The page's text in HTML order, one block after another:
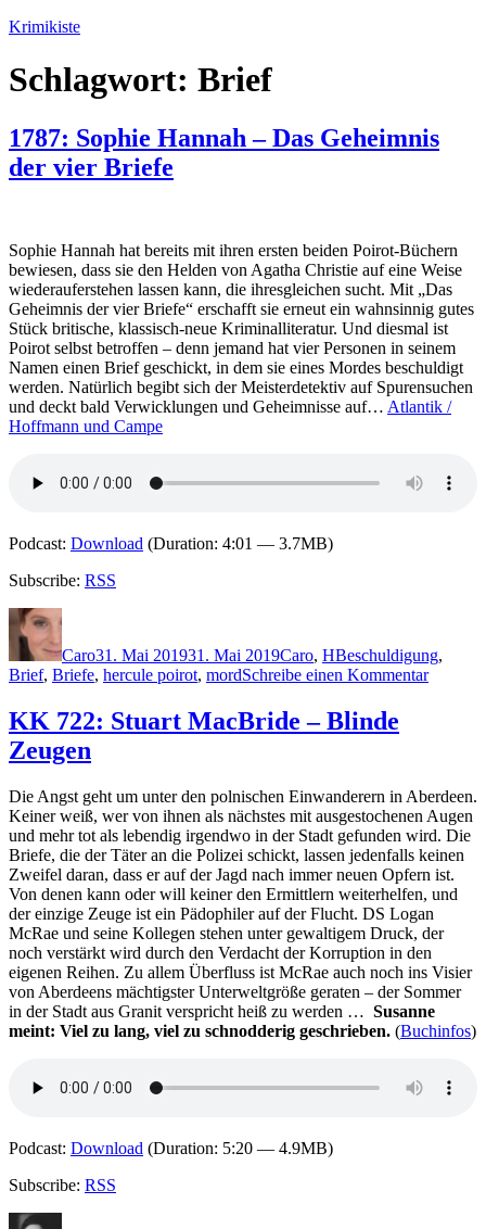
Zum
springen
Krimikiste
Schlagwort: Brief
1787: Sophie Hannah – Das Geheimnis
der vier Briefe
Sophie Hannah hat bereits mit ihren ersten beiden Poirot-Büchern
bewiesen, dass sie den Helden von Agatha Christie auf eine Weise
wiederauferstehen lassen kann, die ihresgleichen sucht. Mit „Das
Geheimnis der vier Briefe“ erschafft sie erneut ein wahnsinnig gutes
Stück britische, klassisch-neue Kriminalliteratur. Und diesmal ist
Poirot selbst betroffen – denn jemand hat vier Personen in seinem
Namen einen Brief geschickt, in dem sie eines Mordes beschuldigt
werden. Natürlich begibt sich der Meisterdetektiv auf Spurensuchen
und deckt bald Verwicklungen und Geheimnisse auf… Atlantik /
Hoffmann und Campe
Podcast: Download (Duration: 4:01 — 3.7MB)
Subscribe: RSS
Autor
Caro31. Mai 201931. Mai 2019Caro, HBeschuldigung,
Brief, Briefe, hercule poirot, mordSchreibe einen Kommentarzu
der
vier
Briefe
KK 722: Stuart MacBride – Blinde
Zeugen
Die Angst geht um unter den polnischen Einwanderern in Aberdeen.
Keiner weiß, wer von ihnen als nächstes mit ausgestochenen Augen
und mehr tot als lebendig irgendwo in der Stadt gefunden wird. Die
Briefe, die der Täter an die Polizei schickt, lassen jedenfalls keinen
Zweifel daran, dass er auf der Jagd nach immer neuen Opfern ist.
Von denen kann oder will keiner den Ermittlern weiterhelfen, und
der einzige Zeuge ist ein Pädophiler auf der Flucht. DS Logan
McRae und seine Kollegen stehen unter gewaltigem Druck, der
noch verstärkt wird durch den Verdacht der Korruption in den
eigenen Reihen. Zu allem Überfluss ist McRae auch noch ins Visier
von Aberdeens mächtigster Unterweltgröße geraten – der Sommer
in der Stadt aus Granit verspricht heiß zu werden … Susanne
meint: Viel zu lang, viel zu schnodderig geschrieben. (Buchinfos)
Podcast: Download (Duration: 5:20 — 4.9MB)
Subscribe: RSS